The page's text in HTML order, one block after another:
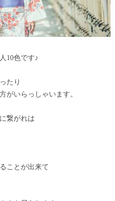
10色です♪
たり
がいらっしゃいます。
繋がれは
ことが出来て